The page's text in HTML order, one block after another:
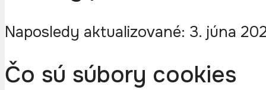
Naposledy aktualizované: 3. júna
Čo sú súbory cookies